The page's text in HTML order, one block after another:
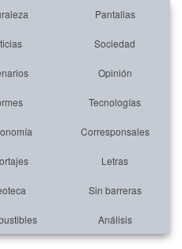
Pantallas
Sociedad
Opinión
Tecnologías
Corresponsales
Letras
Sin barreras
Análisis